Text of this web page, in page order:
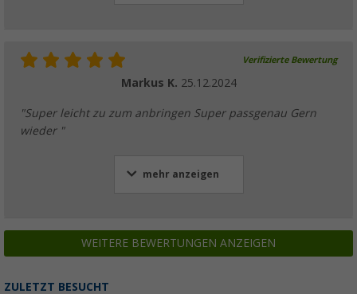
Verifizierte Bewertung
Markus K. 25.12.2024
"Super leicht zu zum anbringen Super passgenau Gern
wieder "
mehr anzeigen
WEITERE BEWERTUNGEN ANZEIGEN
ZULETZT BESUCHT